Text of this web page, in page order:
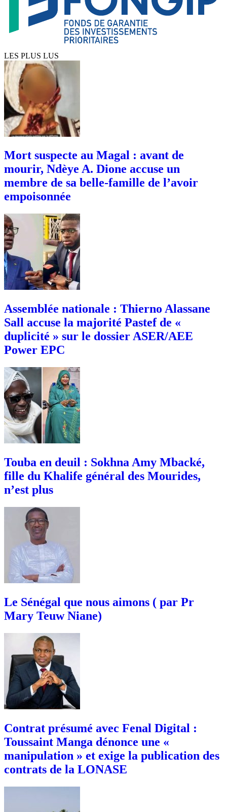
LES PLUS LUS
Mort suspecte au Magal : avant de
mourir, Ndèye A. Dione accuse un
membre de sa belle-famille de l’avoir
empoisonnée
Assemblée nationale : Thierno Alassane
Sall accuse la majorité Pastef de «
duplicité » sur le dossier ASER/AEE
Power EPC
Touba en deuil : Sokhna Amy Mbacké,
fille du Khalife général des Mourides,
n’est plus
Le Sénégal que nous aimons ( par Pr
Mary Teuw Niane)
Contrat présumé avec Fenal Digital :
Toussaint Manga dénonce une «
manipulation » et exige la publication des
contrats de la LONASE